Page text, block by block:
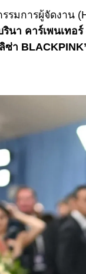
มการผู้จัดงาน
รินา คาร์เพนเทอ
ซ่า